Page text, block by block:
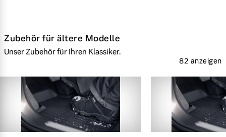
Zubehör für ältere Modelle
Unser Zubehör für Ihren Klassiker.
82 anzeigen